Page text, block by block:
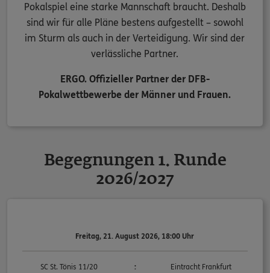
Pokalspiel eine starke Mannschaft braucht. Deshalb
sind wir für alle Pläne bestens aufgestellt – sowohl
im Sturm als auch in der Verteidigung. Wir sind der
verlässliche Partner.
ERGO. Offizieller Partner der DFB-
Pokalwettbewerbe der Männer und Frauen.
Begegnungen 1. Runde
2026/2027
Freitag, 21. August 2026, 18:00 Uhr
SC St. Tönis 11/20 : Eintracht Frankfurt